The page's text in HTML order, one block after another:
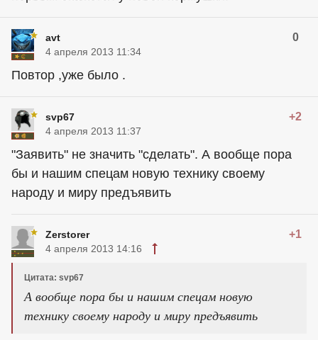
avt 0
4 апреля 2013 11:34
Повтор ,уже было .
svp67 +2
4 апреля 2013 11:37
"Заявить" не значить "сделать". А вообще пора
бы и нашим спецам новую технику своему
народу и миру предъявить
Zerstorer +1
4 апреля 2013 14:16
Цитата: svp67
А вообще пора бы и нашим спецам новую
технику своему народу и миру предъявить